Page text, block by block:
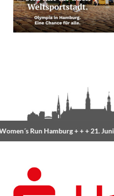
Run Hamburg+ + +21. Juni